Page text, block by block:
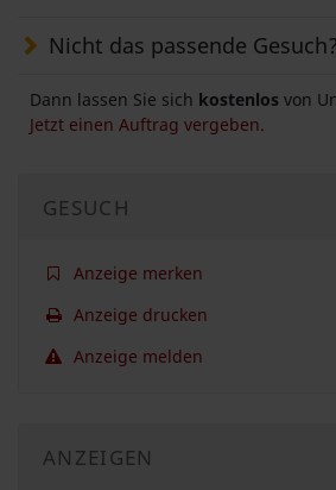
Nicht das passende Gesuch?
Dann lassen Sie sich kostenlos von
Jetzt einen Auftrag vergeben.
GESUCH
Anzeige merken
Anzeige drucken
Anzeige melden
ANZEIGEN